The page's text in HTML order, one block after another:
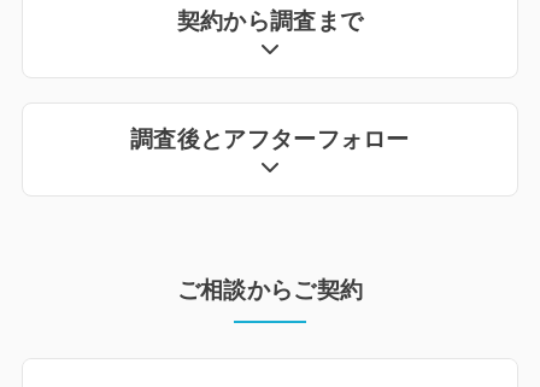
契約から調査まで
調査後とアフターフォロー
ご相談からご契約